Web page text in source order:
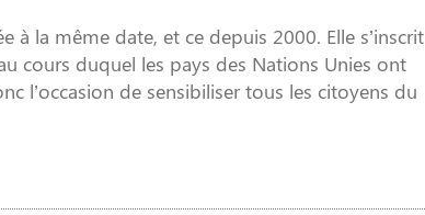
à la même date, et ce depuis 2000. Elle s’inscrit
cours duquel les pays des Nations Unies ont
l’occasion de sensibiliser tous les citoyens du